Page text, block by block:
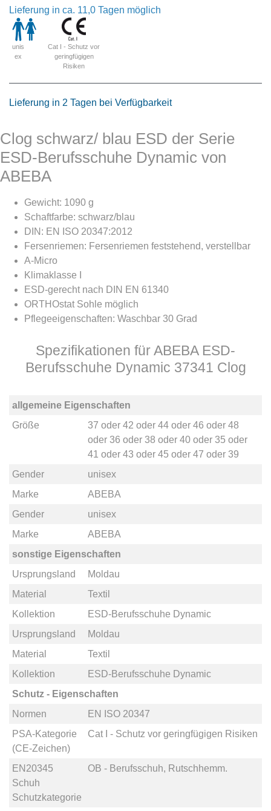
Lieferung in ca. 11,0 Tagen möglich
unis
ex
Cat I - Schutz vor
geringfügigen
Risiken
Lieferung in 2 Tagen bei Verfügbarkeit
Clog schwarz/ blau ESD der Serie
ESD-Berufsschuhe Dynamic von
ABEBA
Gewicht: 1090 g
Schaftfarbe: schwarz/blau
DIN: EN ISO 20347:2012
Fersenriemen: Fersenriemen feststehend, verstellbar
A-Micro
Klimaklasse I
ESD-gerecht nach DIN EN 61340
ORTHOstat Sohle möglich
Pflegeeigenschaften: Waschbar 30 Grad
Spezifikationen für ABEBA ESD-
Berufsschuhe Dynamic 37341 Clog
allgemeine Eigenschaften
Größe
37 oder 42 oder 44oder 46 oder 48
oder 36 oder 38 oder 40oder 35 oder
41 oder 43 oder 45 oder 47 oder 39
Gender
unisex
Marke
ABEBA
Gender
unisex
Marke
ABEBA
sonstige Eigenschaften
Ursprungsland
Moldau
Material
Textil
Kollektion
ESD-Berufsschuhe Dynamic
Ursprungsland
Moldau
Material
Textil
Kollektion
ESD-Berufsschuhe Dynamic
Schutz - Eigenschaften
Normen
EN ISO 20347
PSA-Kategorie
(CE-Zeichen)
Cat I - Schutz vor geringfügigen Risiken
EN20345
Schuh
Schutzkategorie
OB - Berufsschuh, Rutschhemm.